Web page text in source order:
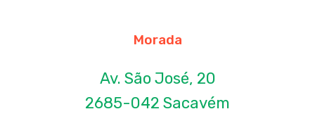
Morada
Av. São José, 20
2685-042 Sacavém